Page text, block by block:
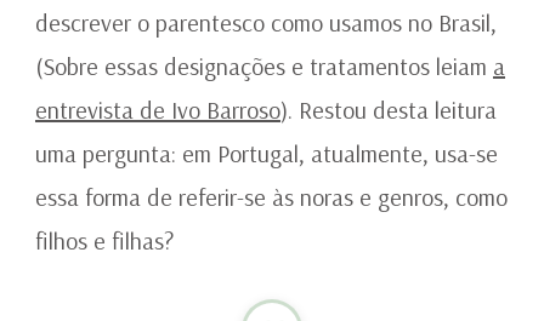
descrever o parentesco como usamos no Brasil,
(Sobre essas designações e tratamentos leiam a
entrevista de Ivo Barroso). Restou desta leitura
uma pergunta: em Portugal, atualmente, usa-se
essa forma de referir-se às noras e genros, como
filhos e filhas?